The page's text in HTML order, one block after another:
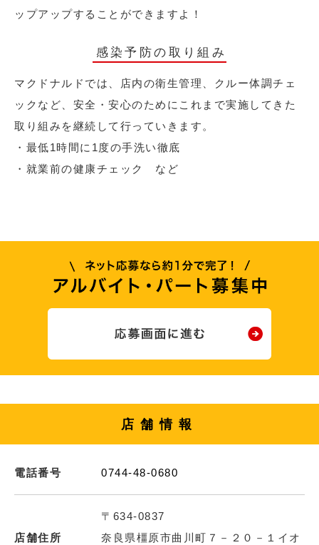
ップアップすることができますよ！
感染予防の取り組み
マクドナルドでは、店内の衛生管理、クルー体調チェ
ックなど、安全・安心のためにこれまで実施してきた
取り組みを継続して行っていきます。
・最低1時間に1度の手洗い徹底
・就業前の健康チェック など
店舗情報
電話番号 0744-48-0680
店舗住所
〒634-0837
奈良県橿原市曲川町７－２０－１イオ